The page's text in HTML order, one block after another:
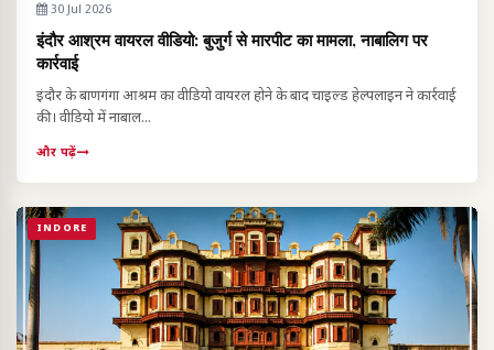
30 Jul 2026
इंदौर आश्रम वायरल वीडियो: बुजुर्ग से मारपीट का मामला, नाबालिग पर
कार्रवाई
इंदौर के बाणगंगा आश्रम का वीडियो वायरल होने के बाद चाइल्ड हेल्पलाइन ने कार्रवाई
की। वीडियो में नाबाल...
और पढ़ें
INDORE